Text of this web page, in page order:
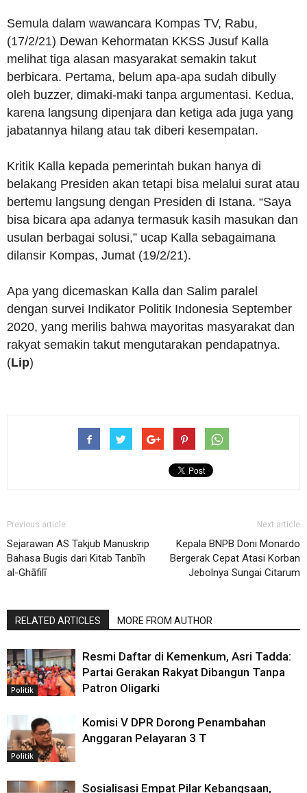
Semula dalam wawancara Kompas TV, Rabu,
(17/2/21) Dewan Kehormatan KKSS Jusuf Kalla
melihat tiga alasan masyarakat semakin takut
berbicara. Pertama, belum apa-apa sudah dibully
oleh buzzer, dimaki-maki tanpa argumentasi. Kedua,
karena langsung dipenjara dan ketiga ada juga yang
jabatannya hilang atau tak diberi kesempatan.
Kritik Kalla kepada pemerintah bukan hanya di
belakang Presiden akan tetapi bisa melalui surat atau
bertemu langsung dengan Presiden di Istana. “Saya
bisa bicara apa adanya termasuk kasih masukan dan
usulan berbagai solusi,” ucap Kalla sebagaimana
dilansir Kompas, Jumat (19/2/21).
Apa yang dicemaskan Kalla dan Salim paralel
dengan survei Indikator Politik Indonesia September
2020, yang merilis bahwa mayoritas masyarakat dan
rakyat semakin takut mengutarakan pendapatnya.
(Lip)
Previous article
Sejarawan AS Takjub Manuskrip
Bahasa Bugis dari Kitab Tanbīh
al-Ghāfilī
Next article
Kepala BNPB Doni Monardo
Bergerak Cepat Atasi Korban
Jebolnya Sungai Citarum
RELATED ARTICLES MORE FROM AUTHOR
Politik
Resmi Daftar di Kemenkum, Asri Tadda:
Partai Gerakan Rakyat Dibangun Tanpa
Patron Oligarki
Politik
Komisi V DPR Dorong Penambahan
Anggaran Pelayaran 3 T
Sosialisasi Empat Pilar Kebangsaan,